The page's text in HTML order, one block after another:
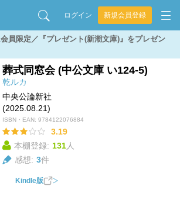
ログイン 新規会員登録
員限定／『プレゼント(新潮文庫)』をプレゼン
葬式同窓会 (中公文庫 い124-5)
乾ルカ
中央公論新社
(2025.08.21)
ISBN・EAN: 9784122076884
3.19
本棚登録: 131人
感想: 3件
Kindle版